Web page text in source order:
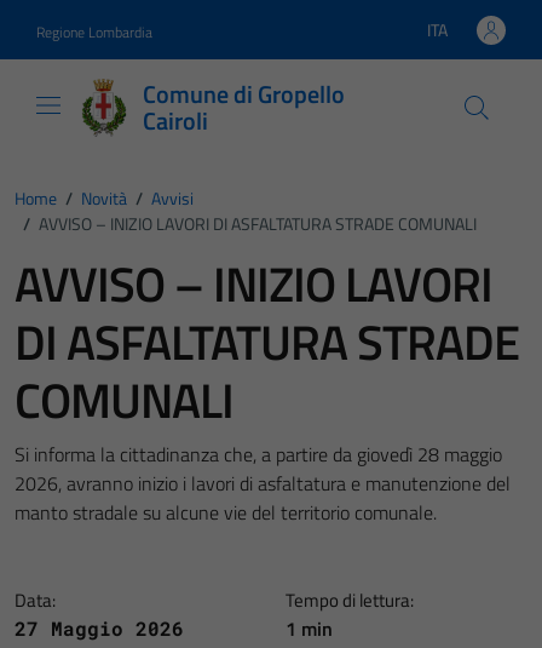
Regione Lombardia Lingua attiva:
ITA
Comune di Gropello
Cairoli
Home / Novità / Avvisi
/ AVVISO – INIZIO LAVORI DI ASFALTATURA STRADE COMUNALI
AVVISO – INIZIO LAVORI
DI ASFALTATURA STRADE
COMUNALI
Si informa la cittadinanza che, a partire da giovedì 28 maggio
2026, avranno inizio i lavori di asfaltatura e manutenzione del
manto stradale su alcune vie del territorio comunale.
Data:
27 Maggio 2026
Tempo di lettura:
1 min